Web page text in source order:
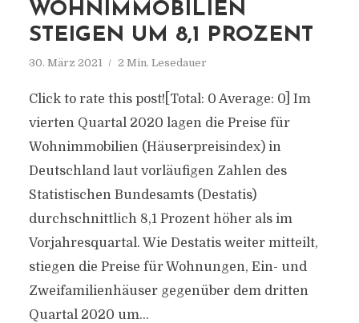
WOHNIMMOBILIEN
STEIGEN UM 8,1 PROZENT
30. März 2021 2 Min. Lesedauer
Click to rate this post![Total: 0 Average: 0] Im
vierten Quartal 2020 lagen die Preise für
Wohnimmobilien (Häuserpreisindex) in
Deutschland laut vorläufigen Zahlen des
Statistischen Bundesamts (Destatis)
durchschnittlich 8,1 Prozent höher als im
Vorjahresquartal. Wie Destatis weiter mitteilt,
stiegen die Preise für Wohnungen, Ein- und
Zweifamilienhäuser gegenüber dem dritten
Quartal 2020 um...